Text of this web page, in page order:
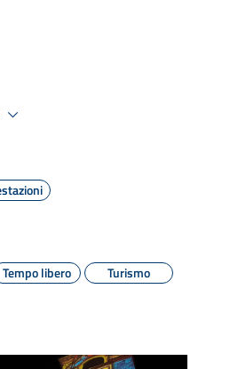
Tempo libero Turismo